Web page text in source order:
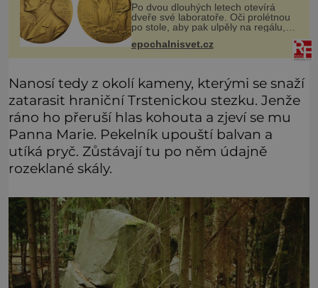
Po dvou dlouhých letech otevírá
dveře své laboratoře. Oči prolétnou
po stole, aby pak ulpěly na regálu,
kde se nachází všemožné látky.
Hledá žluto-oranžovou tekutinu,
jakmile ji zahlédne, nesmírně se
epochalnisvet.cz
Nanosí tedy z okolí kameny, kterými se snaží
zatarasit hraniční Trstenickou stezku. Jenže
ráno ho přeruší hlas kohouta a zjeví se mu
Panna Marie. Pekelník upouští balvan a
utíká pryč. Zůstávají tu po něm údajně
rozeklané skály.